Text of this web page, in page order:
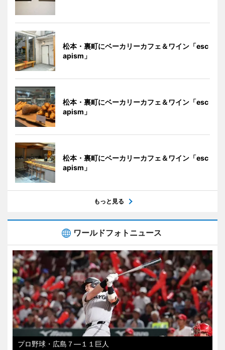
松本・裏町にベーカリーカフェ＆ワイン「esc
apism」
松本・裏町にベーカリーカフェ＆ワイン「esc
apism」
松本・裏町にベーカリーカフェ＆ワイン「esc
apism」
もっと見る
ワールドフォトニュース
プロ野球・広島７―１１巨人